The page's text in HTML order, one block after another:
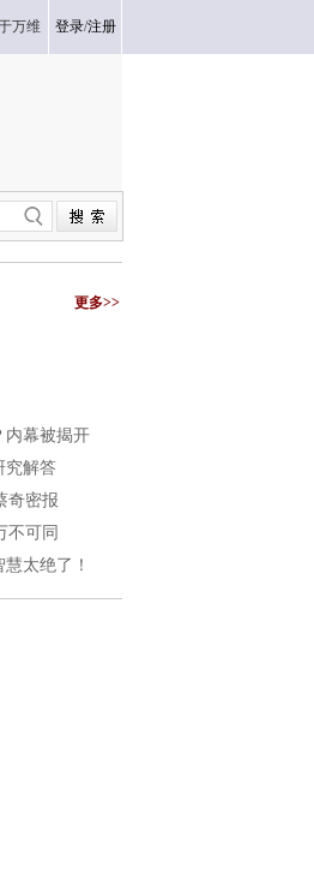
万维 登录/注册
更多>>
内幕被揭开
究解答
奇密报
不可同
太绝了！